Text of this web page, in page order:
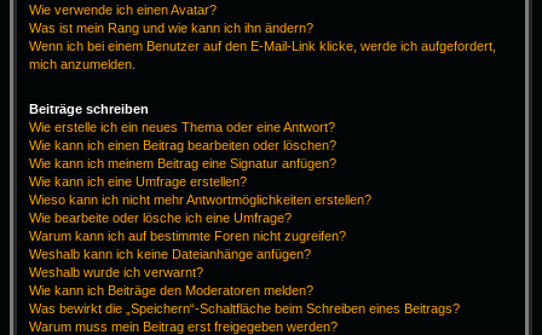
Wie verwende ich einen Avatar?
Was ist mein Rang und wie kann ich ihn ändern?
Wenn ich bei einem Benutzer auf den E-Mail-Link klicke, werde ich aufgefordert,
mich anzumelden.
Beiträge schreiben
Wie erstelle ich ein neues Thema oder eine Antwort?
Wie kann ich einen Beitrag bearbeiten oder löschen?
Wie kann ich meinem Beitrag eine Signatur anfügen?
Wie kann ich eine Umfrage erstellen?
Wieso kann ich nicht mehr Antwortmöglichkeiten erstellen?
Wie bearbeite oder lösche ich eine Umfrage?
Warum kann ich auf bestimmte Foren nicht zugreifen?
Weshalb kann ich keine Dateianhänge anfügen?
Weshalb wurde ich verwarnt?
Wie kann ich Beiträge den Moderatoren melden?
Was bewirkt die „Speichern“-Schaltfläche beim Schreiben eines Beitrags?
Warum muss mein Beitrag erst freigegeben werden?